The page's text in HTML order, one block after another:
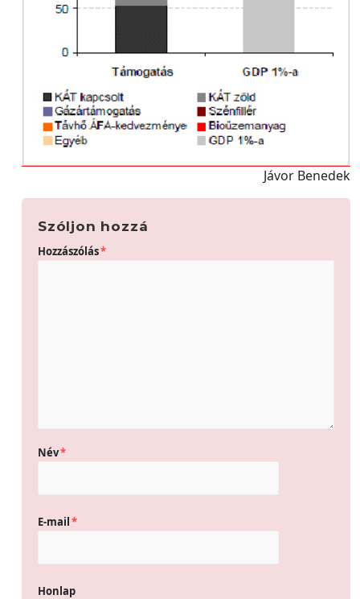
Jávor Benedek
Szóljon hozzá
Hozzászólás*
Név*
E-mail*
Honlap